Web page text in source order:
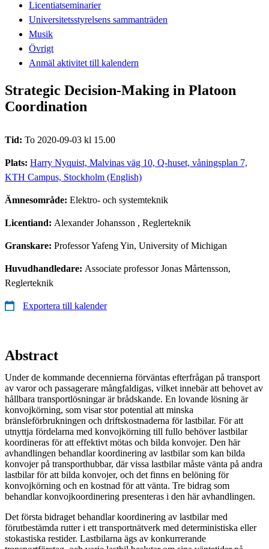
Licentiatseminarier
Universitetsstyrelsens sammanträden
Musik
Övrigt
Anmäl aktivitet till kalendern
Strategic Decision-Making in Platoon
Coordination
Tid: To 2020-09-03 kl 15.00
Plats: Harry Nyquist, Malvinas väg 10, Q-huset, våningsplan 7,
KTH Campus, Stockholm (English)
Ämnesområde: Elektro- och systemteknik
Licentiand: Alexander Johansson , Reglerteknik
Granskare: Professor Yafeng Yin, University of Michigan
Huvudhandledare: Associate professor Jonas Mårtensson,
Reglerteknik
Exportera till kalender
Abstract
Under de kommande decennierna förväntas efterfrågan på transport
av varor och passagerare mångfaldigas, vilket innebär att behovet av
hållbara transportlösningar är brådskande. En lovande lösning är
konvojkörning, som visar stor potential att minska
bränsleförbrukningen och driftskostnaderna för lastbilar. För att
utnyttja fördelarna med konvojkörning till fullo behöver lastbilar
koordineras för att effektivt mötas och bilda konvojer. Den här
avhandlingen behandlar koordinering av lastbilar som kan bilda
konvojer på transporthubbar, där vissa lastbilar måste vänta på andra
lastbilar för att bilda konvojer, och det finns en belöning för
konvojkörning och en kostnad för att vänta. Tre bidrag som
behandlar konvojkoordinering presenteras i den här avhandlingen.
Det första bidraget behandlar koordinering av lastbilar med
förutbestämda rutter i ett transportnätverk med deterministiska eller
stokastiska restider. Lastbilarna ägs av konkurrerande